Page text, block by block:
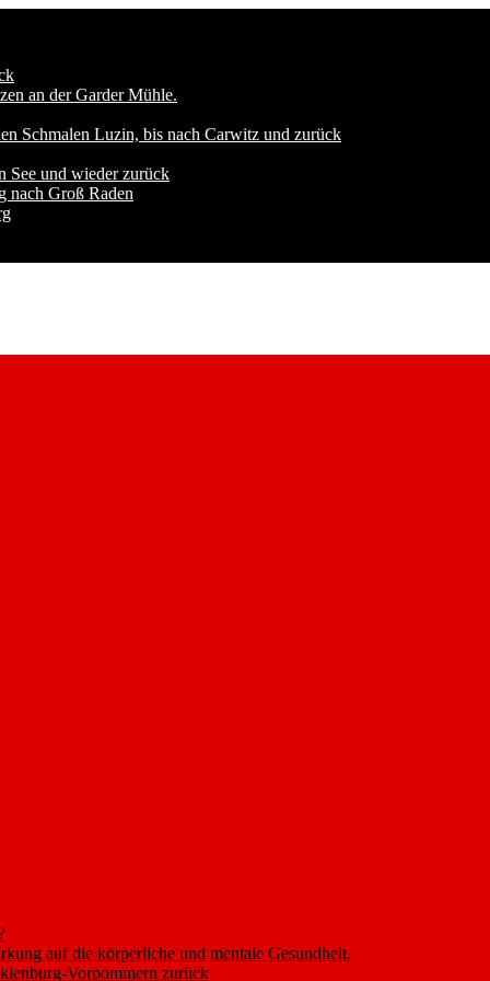
an der Garder Mühle.
Schmalen Luzin, bis nach Carwitz und zurück
See und wieder zurück
nach Groß Raden
auf die körperliche und mentale Gesundheit.
Vorpommern zurück